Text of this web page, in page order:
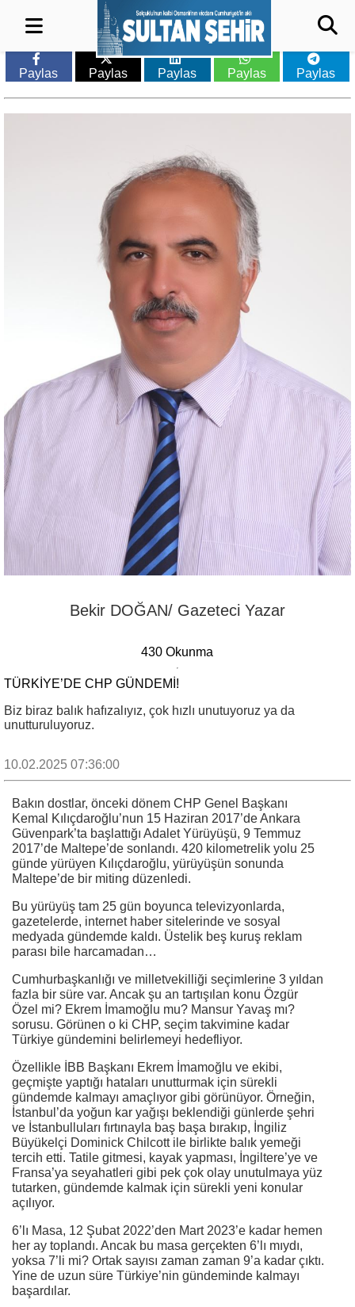
Paylas Paylas Paylas Paylas Paylas
Bekir DOĞAN/ Gazeteci Yazar
430 Okunma
TÜRKIYE’DE CHP GÜNDEMI!
Biz biraz balık hafızalıyız, çok hızlı unutuyoruz ya da
unutturuluyoruz.
10.02.2025 07:36:00
Bakın dostlar, önceki dönem CHP Genel Başkanı
Kemal Kılıçdaroğlu’nun 15 Haziran 2017’de Ankara
Güvenpark’ta başlattığı Adalet Yürüyüşü, 9 Temmuz
2017’de Maltepe’de sonlandı. 420 kilometrelik yolu 25
günde yürüyen Kılıçdaroğlu, yürüyüşün sonunda
Maltepe’de bir miting düzenledi.
Bu yürüyüş tam 25 gün boyunca televizyonlarda,
gazetelerde, internet haber sitelerinde ve sosyal
medyada gündemde kaldı. Üstelik beş kuruş reklam
parası bile harcamadan…
Cumhurbaşkanlığı ve milletvekilliği seçimlerine 3 yıldan
fazla bir süre var. Ancak şu an tartışılan konu Özgür
Özel mi? Ekrem İmamoğlu mu? Mansur Yavaş mı?
sorusu. Görünen o ki CHP, seçim takvimine kadar
Türkiye gündemini belirlemeyi hedefliyor.
Özellikle İBB Başkanı Ekrem İmamoğlu ve ekibi,
geçmişte yaptığı hataları unutturmak için sürekli
gündemde kalmayı amaçlıyor gibi görünüyor. Örneğin,
İstanbul’da yoğun kar yağışı beklendiği günlerde şehri
ve İstanbulluları fırtınayla baş başa bırakıp, İngiliz
Büyükelçi Dominick Chilcott ile birlikte balık yemeği
tercih etti. Tatile gitmesi, kayak yapması, İngiltere’ye ve
Fransa’ya seyahatleri gibi pek çok olay unutulmaya yüz
tutarken, gündemde kalmak için sürekli yeni konular
açılıyor.
6’lı Masa, 12 Şubat 2022’den Mart 2023’e kadar hemen
her ay toplandı. Ancak bu masa gerçekten 6’lı mıydı,
yoksa 7’li mi? Ortak sayısı zaman zaman 9’a kadar çıktı.
Yine de uzun süre Türkiye’nin gündeminde kalmayı
başardılar.